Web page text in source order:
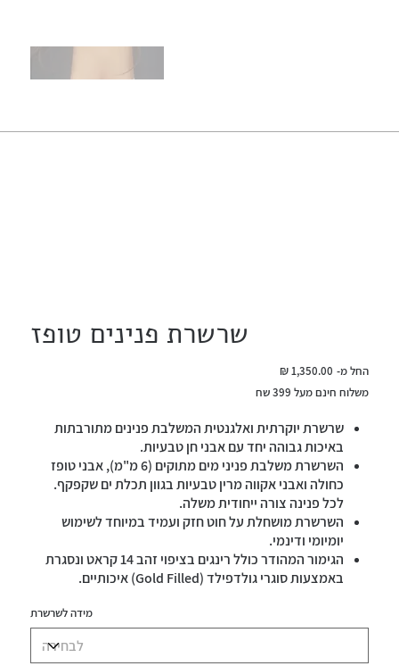
שרשרת פנינים טופז
החל מ- מחיר
משלוח חינם מעל 399 שח
שרשרת יוקרתית ואלגנטית המשלבת פנינים מתורבתות
באיכות גבוהה יחד עם אבני חן טבעיות.
השרשרת משלבת פניני מים מתוקים (6 מ"מ), אבני טופז
כחולה ואבני אקווה מרין טבעיות בגוון תכלת ים שקפקף.
לכל פנינה צורה ייחודית משלה.
השרשרת מושחלת על חוט חזק ועמיד במיוחד לשימוש
יומיומי ודינמי.
הגימור המהודר כולל רינגים בציפוי זהב 14 קראט ונסגרת
באמצעות סוגרי גולדפילד (Gold Filled) איכותיים.
מידה לשרשרת